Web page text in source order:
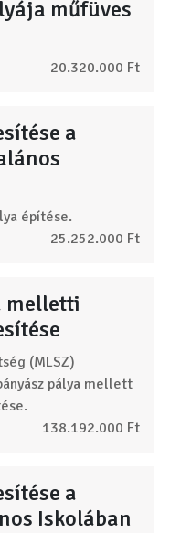
műfüves
20.320.000 Ft
a
építése.
25.252.000 Ft
melletti
(MLSZ)
pálya mellett
138.192.000 Ft
a
Iskolában